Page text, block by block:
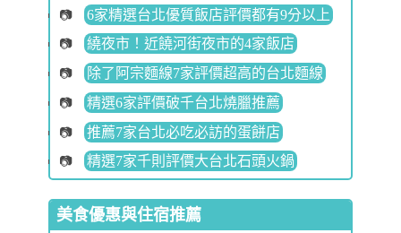
6家精選台北優質飯店評價都有9分以上
繞夜市！近饒河街夜市的4家飯店
除了阿宗麵線7家評價超高的台北麵線
精選6家評價破千台北燒臘推薦
推薦7家台北必吃必訪的蛋餅店
精選7家千則評價大台北石頭火鍋
美食優惠與住宿推薦